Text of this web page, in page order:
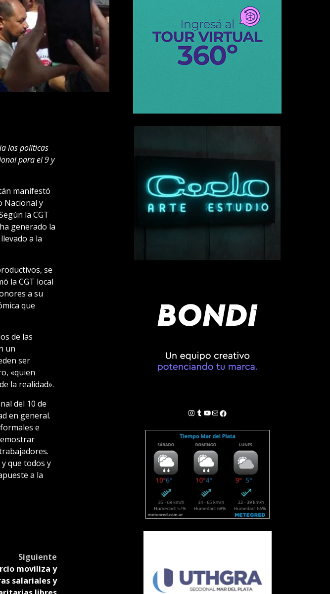
las políticas
para el 9 y
manifestó
Nacional y
la CGT
generado la
a la
se
la CGT local
a su
que
de las
un
ser
«quien
la realidad».
del 10 de
en general.
e
que todos y
a la
Siguiente
moviliza y
salariales y
Instagram
Tumblr
YouTube
Correo electrónico
Facebook